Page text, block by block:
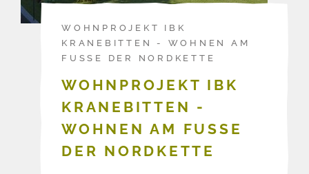
WOHNPROJEKT IBK
KRANEBITTEN - WOHNEN AM
FUSSE DER NORDKETTE
WOHNPROJEKT IBK
KRANEBITTEN -
WOHNEN AM FUSSE D
ER NORDKETTE